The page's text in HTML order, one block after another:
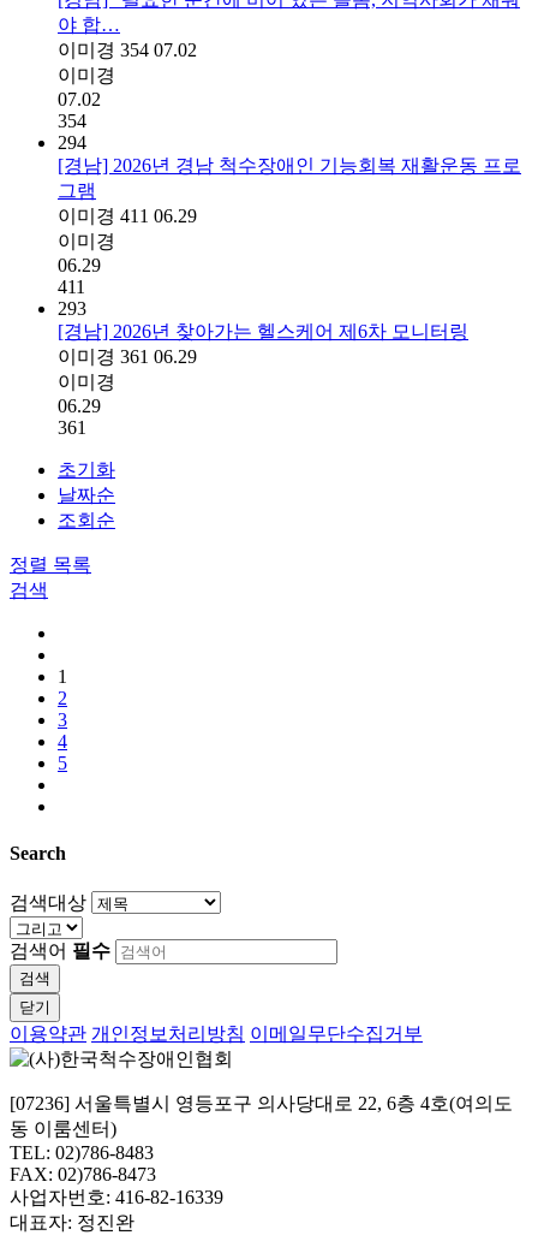
야 합…
이미경 354 07.02
이미경
07.02
354
294
[경남] 2026년 경남 척수장애인 기능회복 재활운동 프로
그램
이미경 411 06.29
이미경
06.29
411
293
[경남] 2026년 찾아가는 헬스케어 제6차 모니터링
이미경 361 06.29
이미경
06.29
361
초기화
날짜순
조회순
정렬 목록
검색
1
2
3
4
5
Search
검색대상
검색어 필수
검색
닫기
이용약관 개인정보처리방침 이메일무단수집거부
[07236] 서울특별시 영등포구 의사당대로 22, 6층 4호(여의도
동 이룸센터)
TEL: 02)786-8483
FAX: 02)786-8473
사업자번호: 416-82-16339
대표자: 정진완